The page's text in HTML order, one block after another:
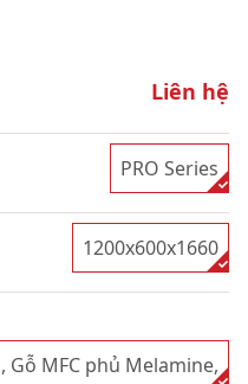
Liên hệ
PRO Series
1200x600x1660
MFC phủ Melamine,